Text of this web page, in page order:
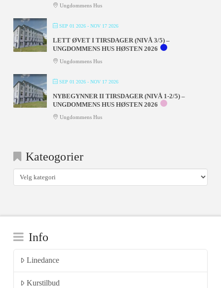
Ungdommens Hus
SEP 01 2026- NOV 17 2026
LETT ØVET I TIRSDAGER (NIVÅ 3/5) –
UNGDOMMENS HUS HØSTEN 2026
Ungdommens Hus
SEP 01 2026- NOV 17 2026
NYBEGYNNER II TIRSDAGER (NIVÅ 1-2/5) –
UNGDOMMENS HUS HØSTEN 2026
Ungdommens Hus
Kateogorier
Kateogorier
Info
Linedance
Kurstilbud